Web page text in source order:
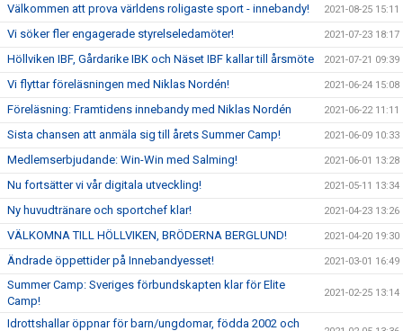
Välkommen att prova världens roligaste sport - innebandy! 2021-08-25 15:11
Vi söker fler engagerade styrelseledamöter! 2021-07-23 18:17
Höllviken IBF, Gårdarike IBK och Näset IBF kallar till årsmöte 2021-07-21 09:39
Vi flyttar föreläsningen med Niklas Nordén! 2021-06-24 15:08
Föreläsning: Framtidens innebandy med Niklas Nordén 2021-06-22 11:11
Sista chansen att anmäla sig till årets Summer Camp! 2021-06-09 10:33
Medlemserbjudande: Win-Win med Salming! 2021-06-01 13:28
Nu fortsätter vi vår digitala utveckling! 2021-05-11 13:34
Ny huvudtränare och sportchef klar! 2021-04-23 13:26
VÄLKOMNA TILL HÖLLVIKEN, BRÖDERNA BERGLUND! 2021-04-20 19:30
Ändrade öppettider på Innebandyesset! 2021-03-01 16:49
Summer Camp: Sveriges förbundskapten klar för Elite
Camp!
2021-02-25 13:14
Idrottshallar öppnar för barn/ungdomar, födda 2002 och